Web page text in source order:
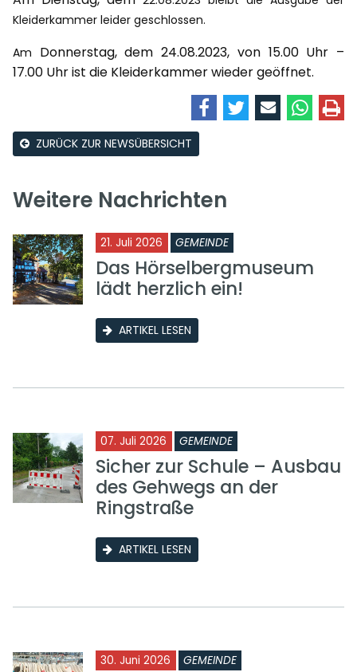
Kleiderkammer leider geschlossen.
Am Donnerstag, dem 24.08.2023, von 15.00 Uhr –
17.00 Uhr ist die Kleiderkammer wieder geöffnet.
ZURÜCK ZUR NEWSÜBERSICHT
Weitere Nachrichten
21. Juli 2026 GEMEINDE
Das Hörselbergmuseum
lädt herzlich ein!
ARTIKEL LESEN
07. Juli 2026 GEMEINDE
Sicher zur Schule – Ausbau
des Gehwegs an der
Ringstraße
ARTIKEL LESEN
30. Juni 2026 GEMEINDE